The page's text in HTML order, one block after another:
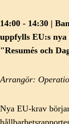
14:00 - 14:30 |
uppfylls EU:s nya
"Resumés och
Arrangör:
Nya EU-krav